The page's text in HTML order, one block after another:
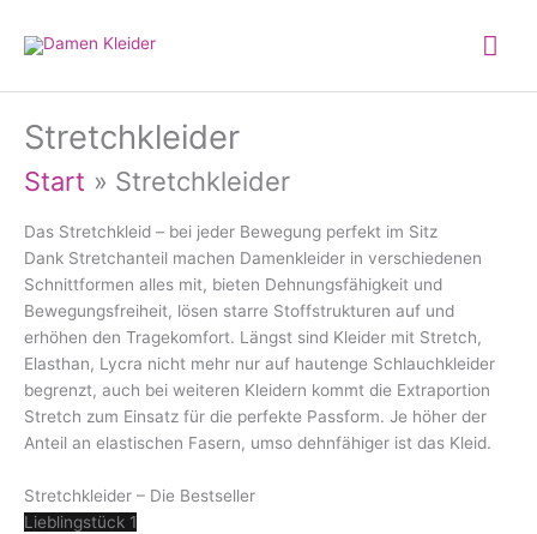
Inhalt
Stretchkleider
Start Stretchkleider
Das Stretchkleid – bei jeder Bewegung perfekt im Sitz
Dank Stretchanteil machen Damenkleider in verschiedenen
Schnittformen alles mit, bieten Dehnungsfähigkeit und
Bewegungsfreiheit, lösen starre Stoffstrukturen auf und
erhöhen den Tragekomfort. Längst sind Kleider mit Stretch,
Elasthan, Lycra nicht mehr nur auf hautenge Schlauchkleider
begrenzt, auch bei weiteren Kleidern kommt die Extraportion
Stretch zum Einsatz für die perfekte Passform. Je höher der
Anteil an elastischen Fasern, umso dehnfähiger ist das Kleid.
Stretchkleider – Die Bestseller
Lieblingstück 1